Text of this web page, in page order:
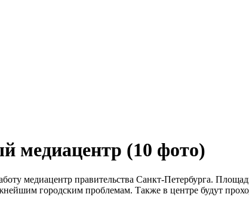
медиацентр (10 фото)
медиацентр правительства Санкт-Петербурга.
городским проблемам. Также в центре будут